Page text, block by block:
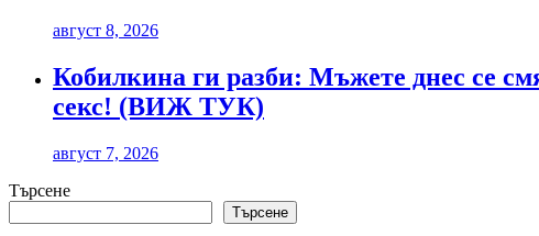
август 8, 2026
Кобилкина ги разби: Мъжете днес се
секс! (ВИЖ ТУК)
август 7, 2026
Търсене
Търсене